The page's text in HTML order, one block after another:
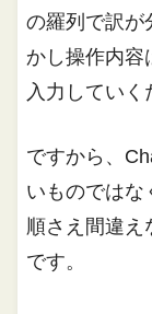
の羅列で訳が
かし操作内容
入力していく
ですから、
いものではな
順さえ間違え
です。